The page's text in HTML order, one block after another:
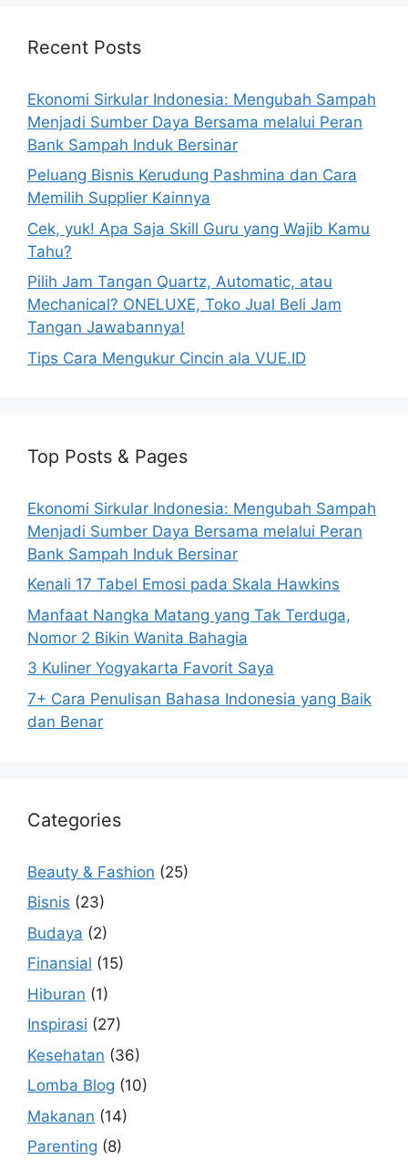
Recent Posts
Ekonomi Sirkular Indonesia: Mengubah Sampah
Menjadi Sumber Daya Bersama melalui Peran
Bank Sampah Induk Bersinar
Peluang Bisnis Kerudung Pashmina dan Cara
Memilih Supplier Kainnya
Cek, yuk! Apa Saja Skill Guru yang Wajib Kamu
Tahu?
Pilih Jam Tangan Quartz, Automatic, atau
Mechanical? ONELUXE, Toko Jual Beli Jam
Tangan Jawabannya!
Tips Cara Mengukur Cincin ala VUE.ID
Top Posts & Pages
Ekonomi Sirkular Indonesia: Mengubah Sampah
Menjadi Sumber Daya Bersama melalui Peran
Bank Sampah Induk Bersinar
Kenali 17 Tabel Emosi pada Skala Hawkins
Manfaat Nangka Matang yang Tak Terduga,
Nomor 2 Bikin Wanita Bahagia
3 Kuliner Yogyakarta Favorit Saya
7+ Cara Penulisan Bahasa Indonesia yang Baik
dan Benar
Categories
Beauty & Fashion (25)
Bisnis (23)
Budaya (2)
Finansial (15)
Hiburan (1)
Inspirasi (27)
Kesehatan (36)
Lomba Blog (10)
Makanan (14)
Parenting (8)